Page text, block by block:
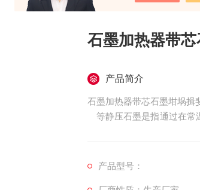
石墨加热器带
产品简介
石墨加热器带芯石墨坩埚揖
等静压石墨是指通过在常
产品型号：